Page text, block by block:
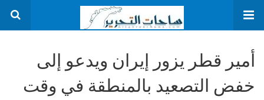
أمير قطر يزور إيران ويدعو إلى
خفض التصعيد بالمنطقة في وقت